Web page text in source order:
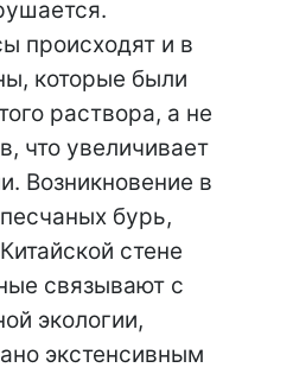
происходят и в
которые были
раствора, а не
что увеличивает
Возникновение в
бурь,
стене
связывают с
экологии,
экстенсивным